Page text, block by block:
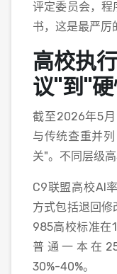
评定委员会，程
书，这是最严厉
高校执
议"到"
截至2026年5月
与传统查重并
关"。不同层级
C9联盟高校AI
方式包括退回
985高校标准在
普通一本在
30%-40%。